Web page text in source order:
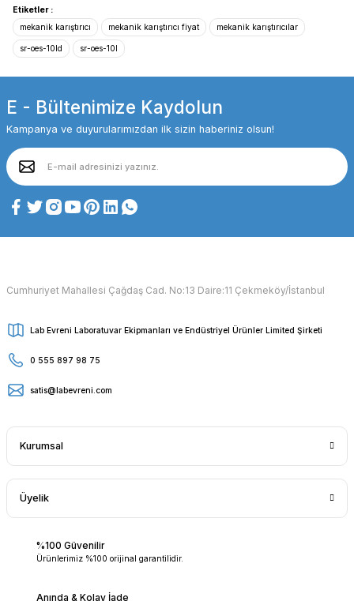
Etiketler :
mekanik karıştırıcı
mekanik karıştırıcı fiyat mekanik karıştırıcılar
sr-oes-10ld sr-oes-10l
E - Bültenimize Kaydolun
Kampanya ve duyurularımızdan ilk sizin haberiniz olsun!
Cumhuriyet Mahallesi Çağdaş Cad. No:13 Daire:11 Çekmeköy/İstanbul
Lab Evreni Laboratuvar Ekipmanları ve Endüstriyel Ürünler Limited Şirketi
0 555 897 98 75
satis@labevreni.com
Kurumsal
Üyelik
%100 Güvenilir
Ürünlerimiz %100 orijinal garantilidir.
Anında & Kolay İade